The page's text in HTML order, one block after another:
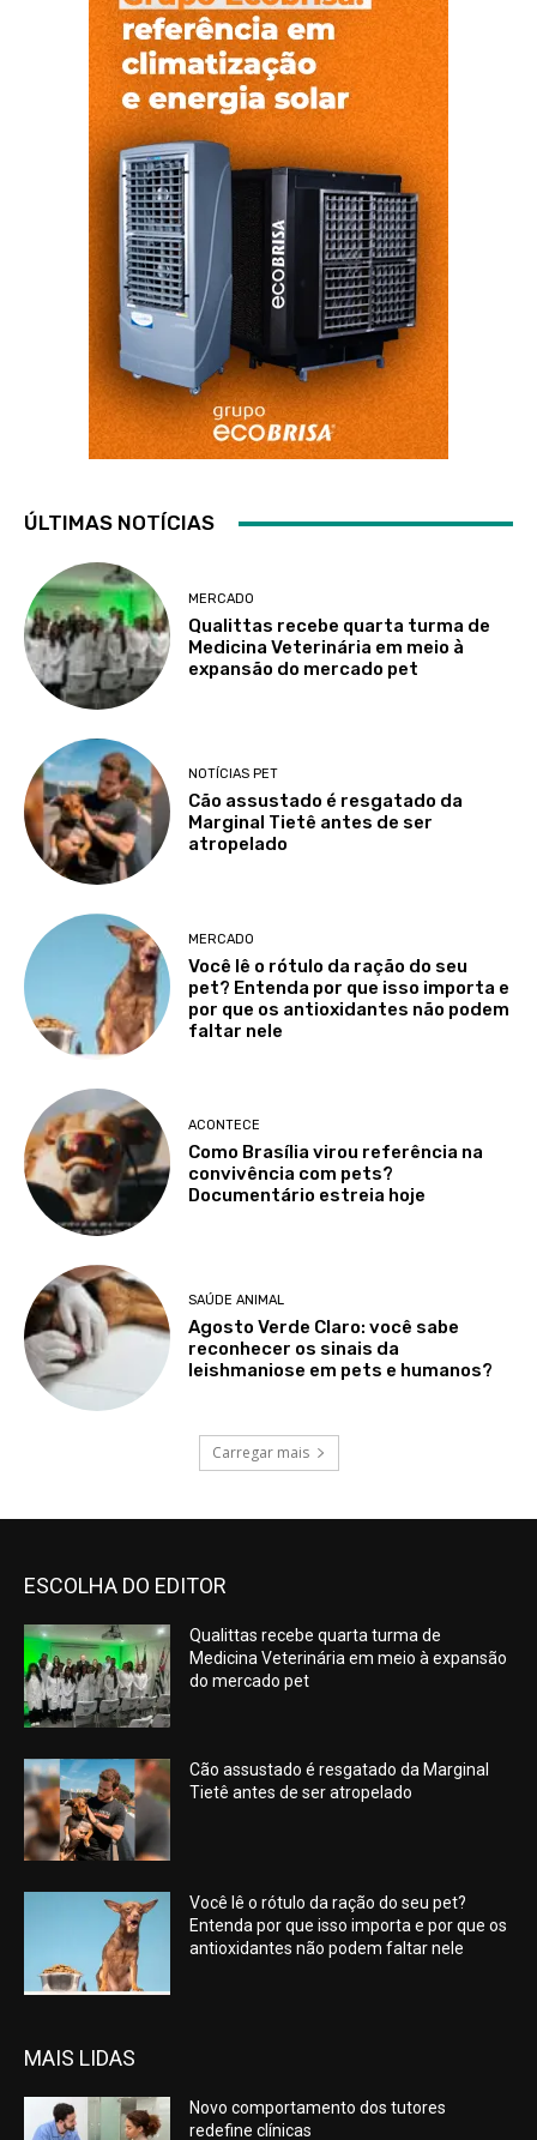
ÚLTIMAS NOTÍCIAS
MERCADO
Qualittas recebe quarta turma de
Medicina Veterinária em meio à
expansão do mercado pet
NOTÍCIAS PET
Cão assustado é resgatado da
Marginal Tietê antes de ser
atropelado
MERCADO
Você lê o rótulo da ração do seu
pet? Entenda por que isso importa e
por que os antioxidantes não podem
faltar nele
ACONTECE
Como Brasília virou referência na
convivência com pets?
Documentário estreia hoje
SAÚDE ANIMAL
Agosto Verde Claro: você sabe
reconhecer os sinais da
leishmaniose em pets e humanos?
Carregar mais
ESCOLHA DO EDITOR
Qualittas recebe quarta turma de
Medicina Veterinária em meio à expansão
do mercado pet
Cão assustado é resgatado da Marginal
Tietê antes de ser atropelado
Você lê o rótulo da ração do seu pet?
Entenda por que isso importa e por que os
antioxidantes não podem faltar nele
MAIS LIDAS
Novo comportamento dos tutores
redefine clínicas